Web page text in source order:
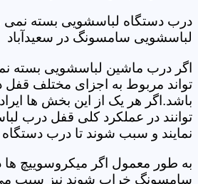
درب دستگاه لباسشویی بسته نمی
لباسشویی سامسونگ در سعیدآباد
اگر درب ماشین لباسشویی بسته
تواند مربوط به اجزای مختلف
باشد.اگر هر یک از این بخش ها
توانند در عملکرد کلی قفل درب
نمایند و سبب شوند تا درب
به طور معمول اگر میکروسوییچ
سامسونگ خراب شوند نیز سبب